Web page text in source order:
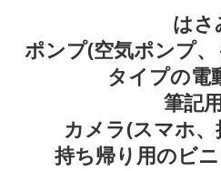
はさ
ポンプ(空気ポンプ
タイプの電
筆記
カメラ(スマホ
持ち帰り用のビ